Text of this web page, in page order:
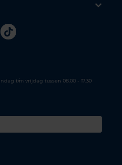
Tiktok
t/m vrijdag tussen 08.00 - 17.30